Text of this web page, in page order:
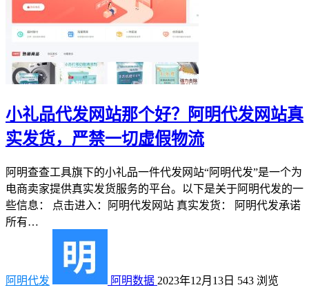
小礼品代发网站那个好？阿明代发网站真
实发货，严禁一切虚假物流
阿明查查工具旗下的小礼品一件代发网站“阿明代发”是一个为
电商卖家提供真实发货服务的平台。以下是关于阿明代发的一
些信息： 点击进入：阿明代发网站 真实发货： 阿明代发承诺
所有…
阿明代发 阿明数据 2023年12月13日 543 浏览